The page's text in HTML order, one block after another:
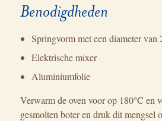
Benodigdheden
Springvorm met een diameter van
Elektrische mixer
Aluminiumfolie
Verwarm de oven voor op 180°C en
gesmolten boter en druk dit mengsel